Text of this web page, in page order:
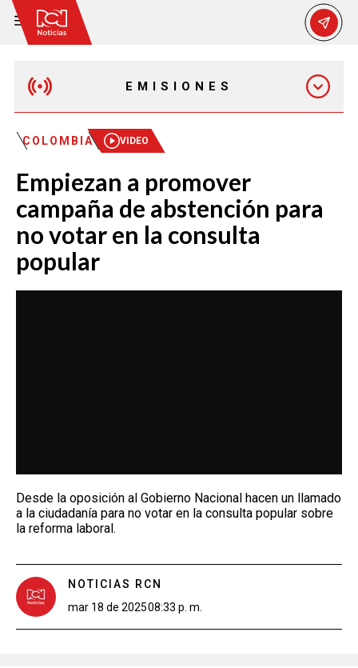
EMISIONES
EMISIÓN 12:30 PM
EMISIÓN 7:00 PM
COLOMBIA VIDEO
Empiezan a promover
campaña de abstención para
no votar en la consulta
popular
Desde la oposición al Gobierno Nacional hacen un llamado
a la ciudadanía para no votar en la consulta popular sobre
la reforma laboral.
NOTICIAS RCN
mar 18 de 202508:33 p. m.